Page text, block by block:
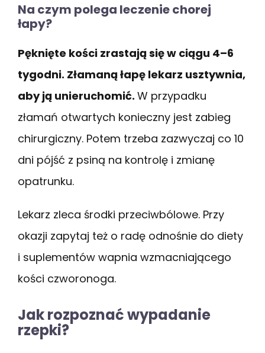
Na czym polega leczenie chorej
łapy?
Pęknięte kości zrastają się w ciągu 4–6
tygodni. Złamaną łapę lekarz usztywnia,
aby ją unieruchomić. W przypadku
złamań otwartych konieczny jest zabieg
chirurgiczny. Potem trzeba zazwyczaj co 10
dni pójść z psiną na kontrolę i zmianę
opatrunku.
Lekarz zleca środki przeciwbólowe. Przy
okazji zapytaj też o radę odnośnie do diety
i suplementów wapnia wzmacniającego
kości czworonoga.
Jak rozpoznać wypadanie
rzepki?